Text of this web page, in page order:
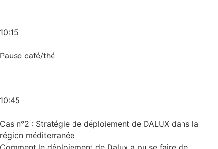
10:15
Pause café/thé
10:45
Cas n°2 : Stratégie de déploiement de DALUX dans la
région méditerranée
Comment le déploiement de Dalux a pu se faire de